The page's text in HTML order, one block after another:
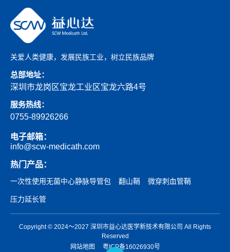
关爱人类健康，发展民族工业，树立民族品牌
总部地址：
深圳市龙岗区宝龙工业区宝龙六路4号
服务热线：
0755-89926266
电子邮箱：
info@scw-medicath.com
热门产品：
一次性使用无菌中心静脉导管包 翻山鞘 微穿刺血管鞘
压力延长管
Copyright © 2024～2027 深圳市益心达医学新技术有限公司 All Rights
Reserved
网站地图
粤ICP备16026930号